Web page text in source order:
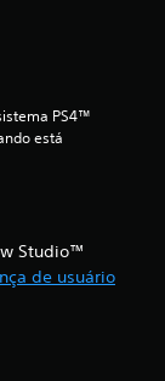
PS4™
está
Studio™
de usuário